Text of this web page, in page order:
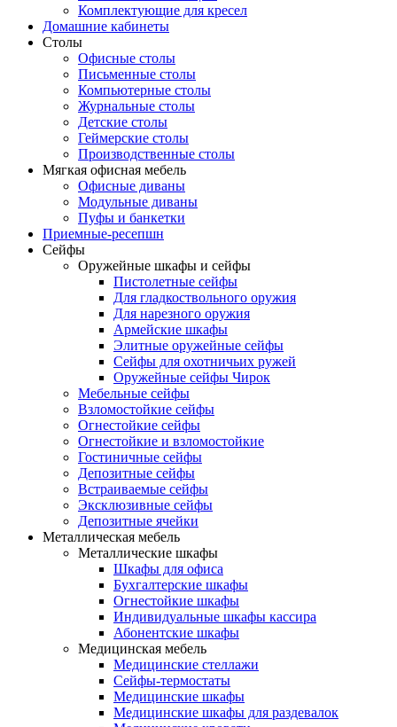
Комплектующие для кресел
Домашние кабинеты
Столы
Офисные столы
Письменные столы
Компьютерные столы
Журнальные столы
Детские столы
Геймерские столы
Производственные столы
Мягкая офисная мебель
Офисные диваны
Модульные диваны
Пуфы и банкетки
Приемные-ресепшн
Сейфы
Оружейные шкафы и сейфы
Пистолетные сейфы
Для гладкоствольного оружия
Для нарезного оружия
Армейские шкафы
Элитные оружейные сейфы
Сейфы для охотничьих ружей
Оружейные сейфы Чирок
Мебельные сейфы
Взломостойкие сейфы
Огнестойкие сейфы
Огнестойкие и взломостойкие
Гостиничные сейфы
Депозитные сейфы
Встраиваемые сейфы
Эксклюзивные сейфы
Депозитные ячейки
Металлическая мебель
Металлические шкафы
Шкафы для офиса
Бухгалтерские шкафы
Огнестойкие шкафы
Индивидуальные шкафы кассира
Абонентские шкафы
Медицинская мебель
Медицинские стеллажи
Сейфы-термостаты
Медицинские шкафы
Медицинские шкафы для раздевалок